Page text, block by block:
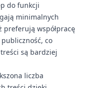
do funkcji
minimalnych
preferują współpracę
co
są bardziej
liczba